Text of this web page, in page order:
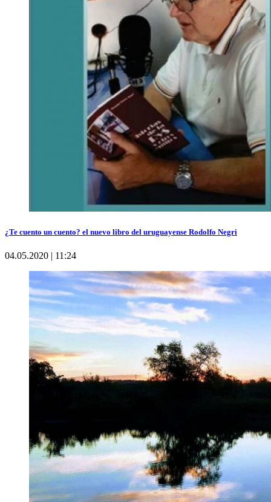
¿Te cuento un cuento? el nuevo libro del uruguayense Rodolfo Negri
04.05.2020 | 11:24